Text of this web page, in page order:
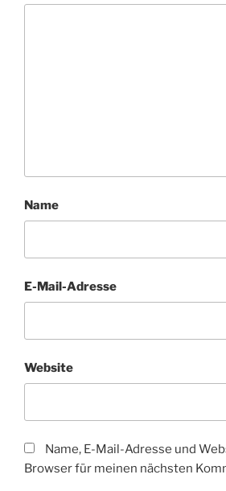
Name
E-Mail-Adresse
Website
Name, E-Mail-Adresse und
Browser für meinen nächsten